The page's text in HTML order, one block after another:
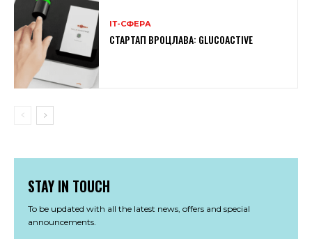
ІТ-СФЕРА
СТАРТАП ВРОЦЛАВА: GLUCOACTIVE
STAY IN TOUCH
To be updated with all the latest news, offers and special
announcements.